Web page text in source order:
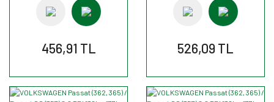
456,91 TL 526,09 TL